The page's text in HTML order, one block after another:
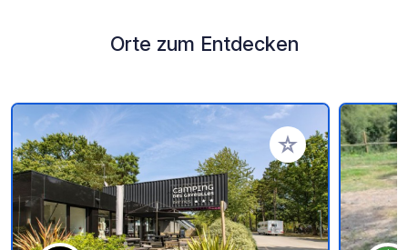
Orte zum Entdecken
Zu Ihren Favoriten